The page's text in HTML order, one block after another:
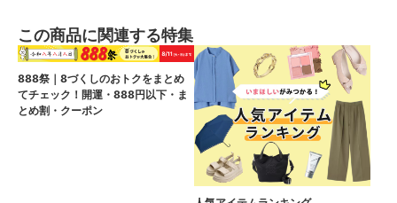
この商品に関連する特集
888祭｜8づくしのおトクをまとめ
てチェック！開運・888円以下・ま
とめ割・クーポン